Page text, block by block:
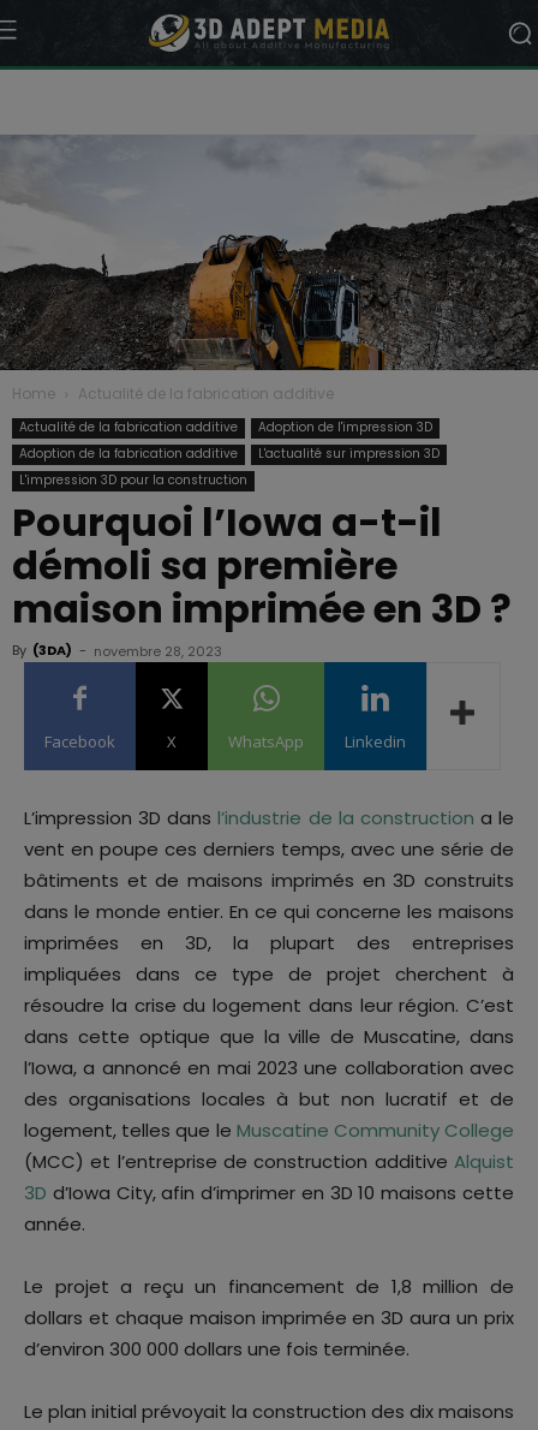
Home Actualité de la fabrication additive
Actualité de la fabrication additive
Adoption de l'impression 3D
Adoption de la fabrication additive
L'actualité sur impression 3D
L'impression 3D pour la construction
Pourquoi l’Iowa a-t-il
démoli sa première
maison imprimée en 3D ?
By (3DA) - novembre 28, 2023
Facebook X WhatsApp Linkedin
L’impression 3D dansl’industrie de la construction a le
vent en poupe ces derniers temps, avec une série de
bâtiments et de maisons imprimés en 3D construits
dans le monde entier. En ce qui concerne les maisons
imprimées en 3D, la plupart des entreprises
impliquées dans ce type de projet cherchent à
résoudre la crise du logement dans leur région. C’est
dans cette optique que la ville de Muscatine, dans
l’Iowa, a annoncé en mai 2023 une collaboration avec
des organisations locales à but non lucratif et de
logement, telles que le Muscatine Community College
(MCC) et l’entreprise de construction additive Alquist
3D d’Iowa City, afin d’imprimer en 3D 10 maisons cette
année.
Le projet a reçu un financement de 1,8 million de
dollars et chaque maison imprimée en 3D aura un prix
d’environ 300 000 dollars une fois terminée.
Le plan initial prévoyait la construction des dix maisons